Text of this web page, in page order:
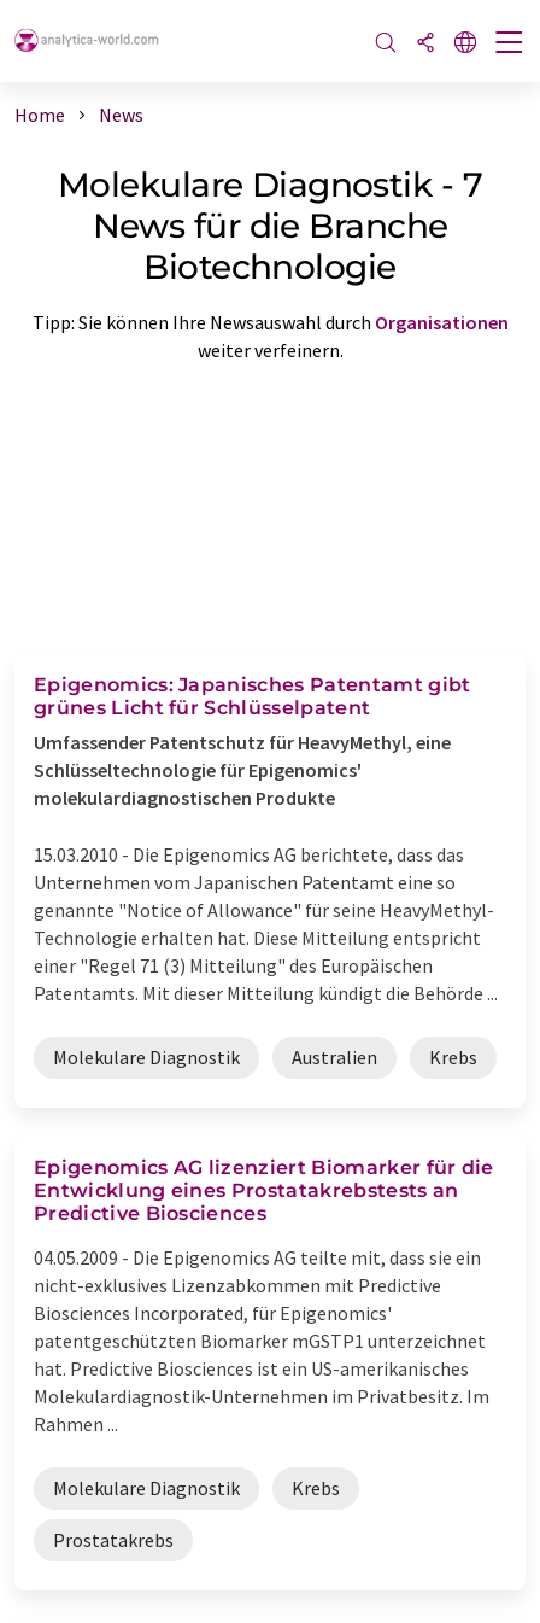
Home News
Molekulare Diagnostik - 7
News für die Branche
Biotechnologie
Tipp: Sie können Ihre Newsauswahl durch Organisationen
weiter verfeinern.
Epigenomics: Japanisches Patentamt gibt
grünes Licht für Schlüsselpatent
Umfassender Patentschutz für HeavyMethyl, eine
Schlüsseltechnologie für Epigenomics'
molekulardiagnostischen Produkte
15.03.2010 - Die Epigenomics AG berichtete, dass das
Unternehmen vom Japanischen Patentamt eine so
genannte "Notice of Allowance" für seine HeavyMethyl-
Technologie erhalten hat. Diese Mitteilung entspricht
einer "Regel 71 (3) Mitteilung" des Europäischen
Patentamts. Mit dieser Mitteilung kündigt die Behörde ...
Molekulare Diagnostik Australien Krebs
Epigenomics AG lizenziert Biomarker für die
Entwicklung eines Prostatakrebstests an
Predictive Biosciences
04.05.2009 - Die Epigenomics AG teilte mit, dass sie ein
nicht-exklusives Lizenzabkommen mit Predictive
Biosciences Incorporated, für Epigenomics'
patentgeschützten Biomarker mGSTP1 unterzeichnet
hat. Predictive Biosciences ist ein US-amerikanisches
Molekulardiagnostik-Unternehmen im Privatbesitz. Im
Rahmen ...
Molekulare Diagnostik Krebs
Prostatakrebs